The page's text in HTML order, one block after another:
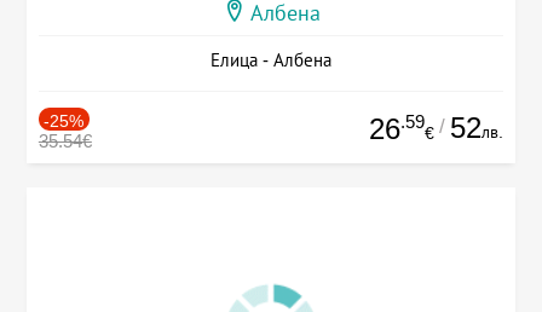
Албена
Елица - Албена
-25%
35.54€ 26.59
€ / 52лв.